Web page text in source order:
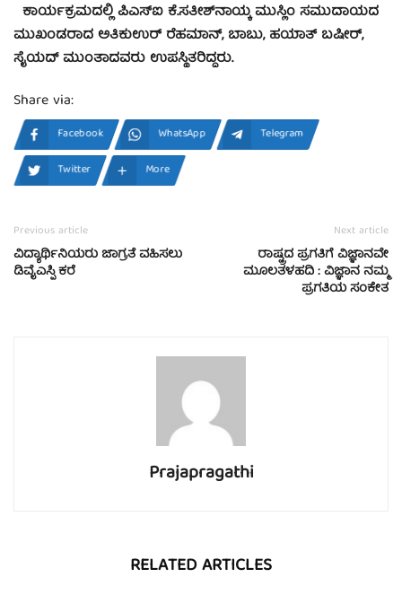
ಕಾರ್ಯಕ್ರಮದಲ್ಲಿ ಪಿಎಸ್‍ಐ ಕೆ.ಸತೀಶ್‍ನಾಯ್ಕ ಮುಸ್ಲಿಂ ಸಮುದಾಯದ
ಮುಖಂಡರಾದ ಅತಿಕುಉರ್ ರೆಹಮಾನ್, ಬಾಬು, ಹಯಾತ್ ಬಷೀರ್,
ಸೈಯದ್ ಮುಂತಾದವರು ಉಪಸ್ಥಿತರಿದ್ದರು.
Share via:
Facebook WhatsApp
Telegram
Twitter
More
Previous article
ವಿದ್ಯಾರ್ಥಿನಿಯರು ಜಾಗ್ರತೆ ವಹಿಸಲು
ಡಿವೈಎಸ್ಪಿ ಕರೆ
Next article
ರಾಷ್ಟ್ರದ ಪ್ರಗತಿಗೆ ವಿಜ್ಞಾನವೇ
ಮೂಲತಳಹದಿ : ವಿಜ್ಞಾನ ನಮ್ಮ
ಪ್ರಗತಿಯ ಸಂಕೇತ
Prajapragathi
RELATED ARTICLES